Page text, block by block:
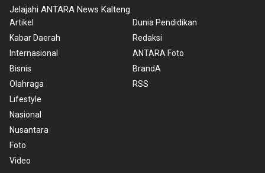
Jelajahi ANTARA News Kalteng
Artikel
Kabar Daerah
Internasional
Bisnis
Olahraga
Lifestyle
Nasional
Nusantara
Foto
Video
Dunia Pendidikan
Redaksi
ANTARA Foto
BrandA
RSS